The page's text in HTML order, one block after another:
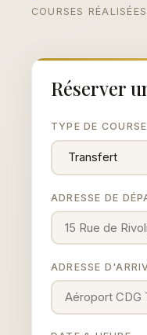
COURSES RÉALISÉES
Réserver
TYPE DE COURSE
ADRESSE DE
ADRESSE